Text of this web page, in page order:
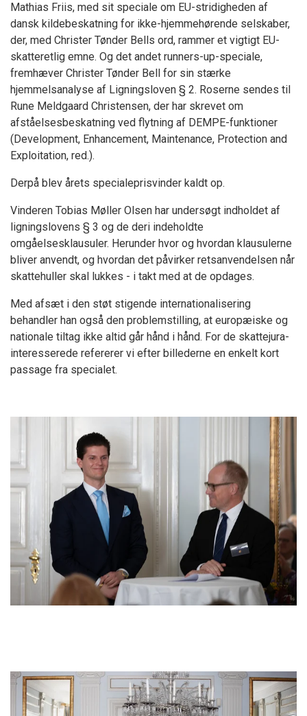
Mathias Friis, med sit speciale om EU-stridigheden af
dansk kildebeskatning for ikke-hjemmehørende selskaber,
der, med Christer Tønder Bells ord, rammer et vigtigt EU-
skatteretlig emne. Og det andet runners-up-speciale,
fremhæver Christer Tønder Bell for sin stærke
hjemmelsanalyse af Ligningsloven § 2. Roserne sendes til
Rune Meldgaard Christensen, der har skrevet om
afståelsesbeskatning ved flytning af DEMPE-funktioner
(Development, Enhancement, Maintenance, Protection and
Exploitation, red.).
Derpå blev årets specialeprisvinder kaldt op.
Vinderen Tobias Møller Olsen har undersøgt indholdet af
ligningslovens § 3 og de deri indeholdte
omgåelsesklausuler. Herunder hvor og hvordan klausulerne
bliver anvendt, og hvordan det påvirker retsanvendelsen når
skattehuller skal lukkes - i takt med at de opdages.
Med afsæt i den støt stigende internationalisering
behandler han også den problemstilling, at europæiske og
nationale tiltag ikke altid går hånd i hånd. For de skattejura-
interesserede refererer vi efter billederne en enkelt kort
passage fra specialet.